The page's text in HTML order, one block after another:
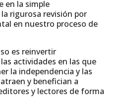
en la simple
rigurosa revisión por
en nuestro proceso de
es reinvertir
actividades en las que
la independencia y las
y benefician a
y lectores de forma